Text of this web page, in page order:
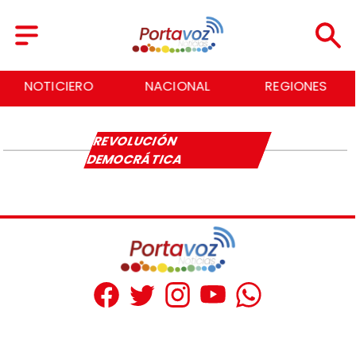
NOTICIERO NACIONAL REGIONES
REVOLUCIÓN
DEMOCRÁTICA